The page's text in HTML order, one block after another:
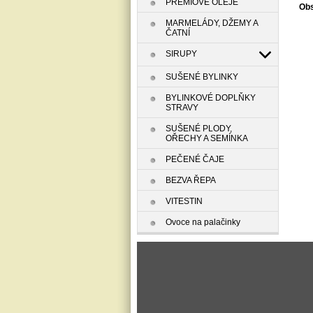
PREMIOVÉ OLEJE
MARMELÁDY, DŽEMY A
ČATNÍ
SIRUPY
SUŠENÉ BYLINKY
BYLINKOVÉ DOPLŇKY
STRAVY
SUŠENÉ PLODY,
OŘECHY A SEMÍNKA
PEČENÉ ČAJE
BEZVA ŘEPA
VITESTIN
Ovoce na palačinky